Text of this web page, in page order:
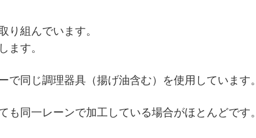
り組んでいます。
ます。
同じ調理器具（揚げ油含む）を使用しています。
同一レーンで加工している場合がほとんどです。